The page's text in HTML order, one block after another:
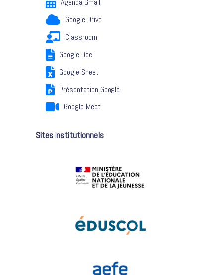
Agenda Gmail
Google Drive
Classroom
Google Doc
Google Sheet
Présentation Google
Google Meet
Sites institutionnels